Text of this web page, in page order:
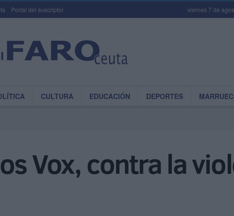
Portal del suscriptor viernes 7 de
CULTURA EDUCACIÓN DEPORTES
Vox, contra la